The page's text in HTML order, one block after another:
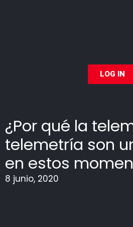
LOG IN
¿Por qué la
telemetría son
en estos
8 junio, 2020